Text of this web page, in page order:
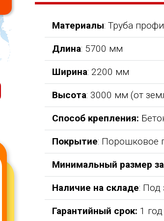
В целях устойчивого водоснабжения,
в п. Бага-Чонос проведены
ремонтные работы на водозаборе:
От всей души хочу
компанию "Егоза" за
индивидуальный
Материалы: Труба
Длина: 5700 мм
Ширина: 2200 мм
Высота: 3000 мм (от
Способ крепления:
Покрытие: Порошковое
Минимальный размер
Наличие на складе: Под
Гарантийный срок: 1 год